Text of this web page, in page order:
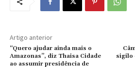
Artigo anterior
“Quero ajudar ainda mais o
Amazonas”, diz Thaisa Cidade
ao assumir presidência de
sigilo